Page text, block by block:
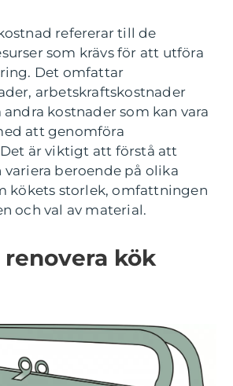
refererar till de
som krävs för att utföra
Det omfattar
arbetskraftskostnader
kostnader som kan vara
att genomföra
är viktigt att förstå att
variera beroende på olika
kökets storlek, omfattningen
och val av material.
renovera kök